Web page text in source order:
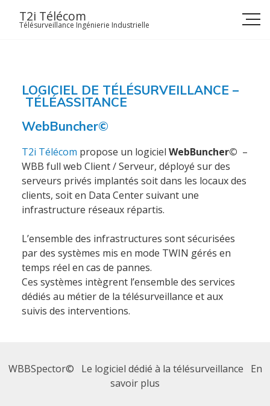
T2i Télécom
Télésurveillance Ingénierie Industrielle
LOGICIEL DE TÉLÉSURVEILLANCE –
TÉLÉASSITANCE
WebBuncher©
T2i Télécom propose un logiciel WebBuncher© –
WBB full web Client / Serveur, déployé sur des
serveurs privés implantés soit dans les locaux des
clients, soit en Data Center suivant une
infrastructure réseaux répartis.
L’ensemble des infrastructures sont sécurisées
par des systèmes mis en mode TWIN gérés en
temps réel en cas de pannes.
Ces systèmes intègrent l’ensemble des services
dédiés au métier de la télésurveillance et aux
suivis des interventions.
WBBSpector© Le logiciel dédié à la télésurveillance En
savoir plus